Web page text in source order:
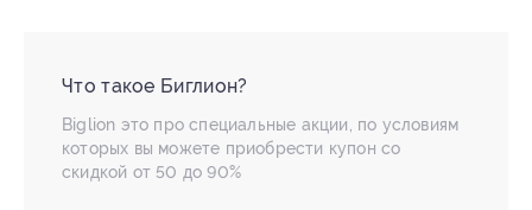
Что такое Биглион?
Biglion это про специальные акции, по условиям
которых вы можете приобрести купон со
скидкой от 50 до 90%